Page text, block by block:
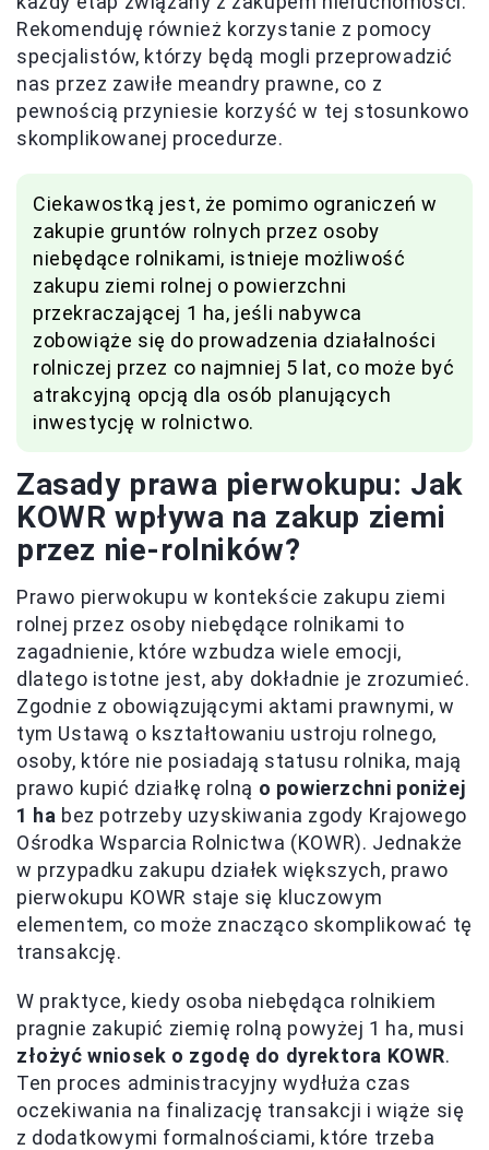
Rekomenduję również korzystanie z pomocy
specjalistów, którzy będą mogli przeprowadzić
nas przez zawiłe meandry prawne, co z
pewnością przyniesie korzyść w tej stosunkowo
skomplikowanej procedurze.
Ciekawostką jest, że pomimo ograniczeń w
zakupie gruntów rolnych przez osoby
niebędące rolnikami, istnieje możliwość
zakupu ziemi rolnej o powierzchni
przekraczającej 1 ha, jeśli nabywca
zobowiąże się do prowadzenia działalności
rolniczej przez co najmniej 5 lat, co może być
atrakcyjną opcją dla osób planujących
inwestycję w rolnictwo.
Zasady prawa pierwokupu: Jak
KOWR wpływa na zakup ziemi
przez nie-rolników?
Prawo pierwokupu w kontekście zakupu ziemi
rolnej przez osoby niebędące rolnikami to
zagadnienie, które wzbudza wiele emocji,
dlatego istotne jest, aby dokładnie je zrozumieć.
Zgodnie z obowiązującymi aktami prawnymi, w
tym Ustawą o kształtowaniu ustroju rolnego,
osoby, które nie posiadają statusu rolnika, mają
prawo kupić działkę rolną o powierzchni poniżej
1 ha bez potrzeby uzyskiwania zgody Krajowego
Ośrodka Wsparcia Rolnictwa (KOWR). Jednakże
w przypadku zakupu działek większych, prawo
pierwokupu KOWR staje się kluczowym
elementem, co może znacząco skomplikować tę
transakcję.
W praktyce, kiedy osoba niebędąca rolnikiem
pragnie zakupić ziemię rolną powyżej 1 ha, musi
złożyć wniosek o zgodę do dyrektora KOWR.
Ten proces administracyjny wydłuża czas
oczekiwania na finalizację transakcji i wiąże się
z dodatkowymi formalnościami, które trzeba